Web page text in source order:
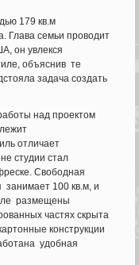
179 кв.м
Глава семьи проводит
он увлекся
объяснив те
задача создать
над проектом
отличает
студии стал
Свободная
занимает 100 кв.м, и
размещены
частях скрыта
конструкции
удобная